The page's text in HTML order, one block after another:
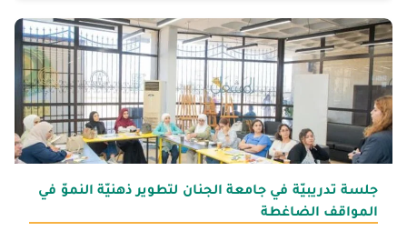
جلسة تدريبيّة في جامعة الجنان لتطوير ذهنيّة النموّ في
المواقف الضاغطة